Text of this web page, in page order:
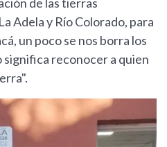
de las tierras
Adela y Río Colorado, para
un poco se nos borra los
reconocer a quien